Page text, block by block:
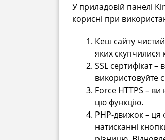
У приладовій панелі
корисні при
Кеш сайту
яких
SSL сертифікат
використовуйте
Force HTTPS –
цю функцію.
PHP-движок – ця
натисканні